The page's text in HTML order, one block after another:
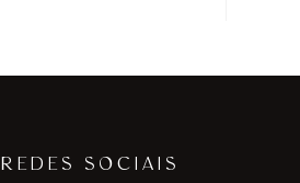
REDES SOCIAIS